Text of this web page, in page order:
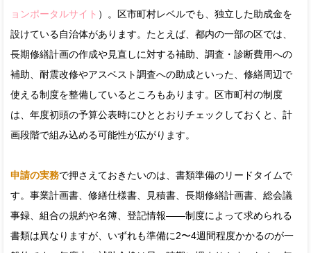
ョンポータルサイト ）。区市町村レベルでも、独立した助成金を
設けている自治体があります。たとえば、都内の一部の区では、
長期修繕計画の作成や見直しに対する補助、調査・診断費用への
補助、耐震改修やアスベスト調査への助成といった、修繕周辺で
使える制度を整備しているところもあります。区市町村の制度
は、年度初頭の予算公表時にひととおりチェックしておくと、計
画段階で組み込める可能性が広がります。
申請の実務で押さえておきたいのは、書類準備のリードタイムで
す。事業計画書、修繕仕様書、見積書、長期修繕計画書、総会議
事録、組合の規約や名簿、登記情報——制度によって求められる
書類は異なりますが、いずれも準備に2〜4週間程度かかるのが一